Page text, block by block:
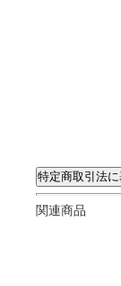
関連商品